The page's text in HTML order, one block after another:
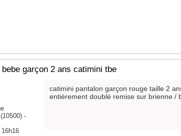
bebe garçon 2 ans catimini tbe
-
catimini pantalon garçon rouge taille 2
entièrement doublé remise sur brienne /